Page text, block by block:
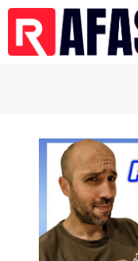
Saltar
contenido